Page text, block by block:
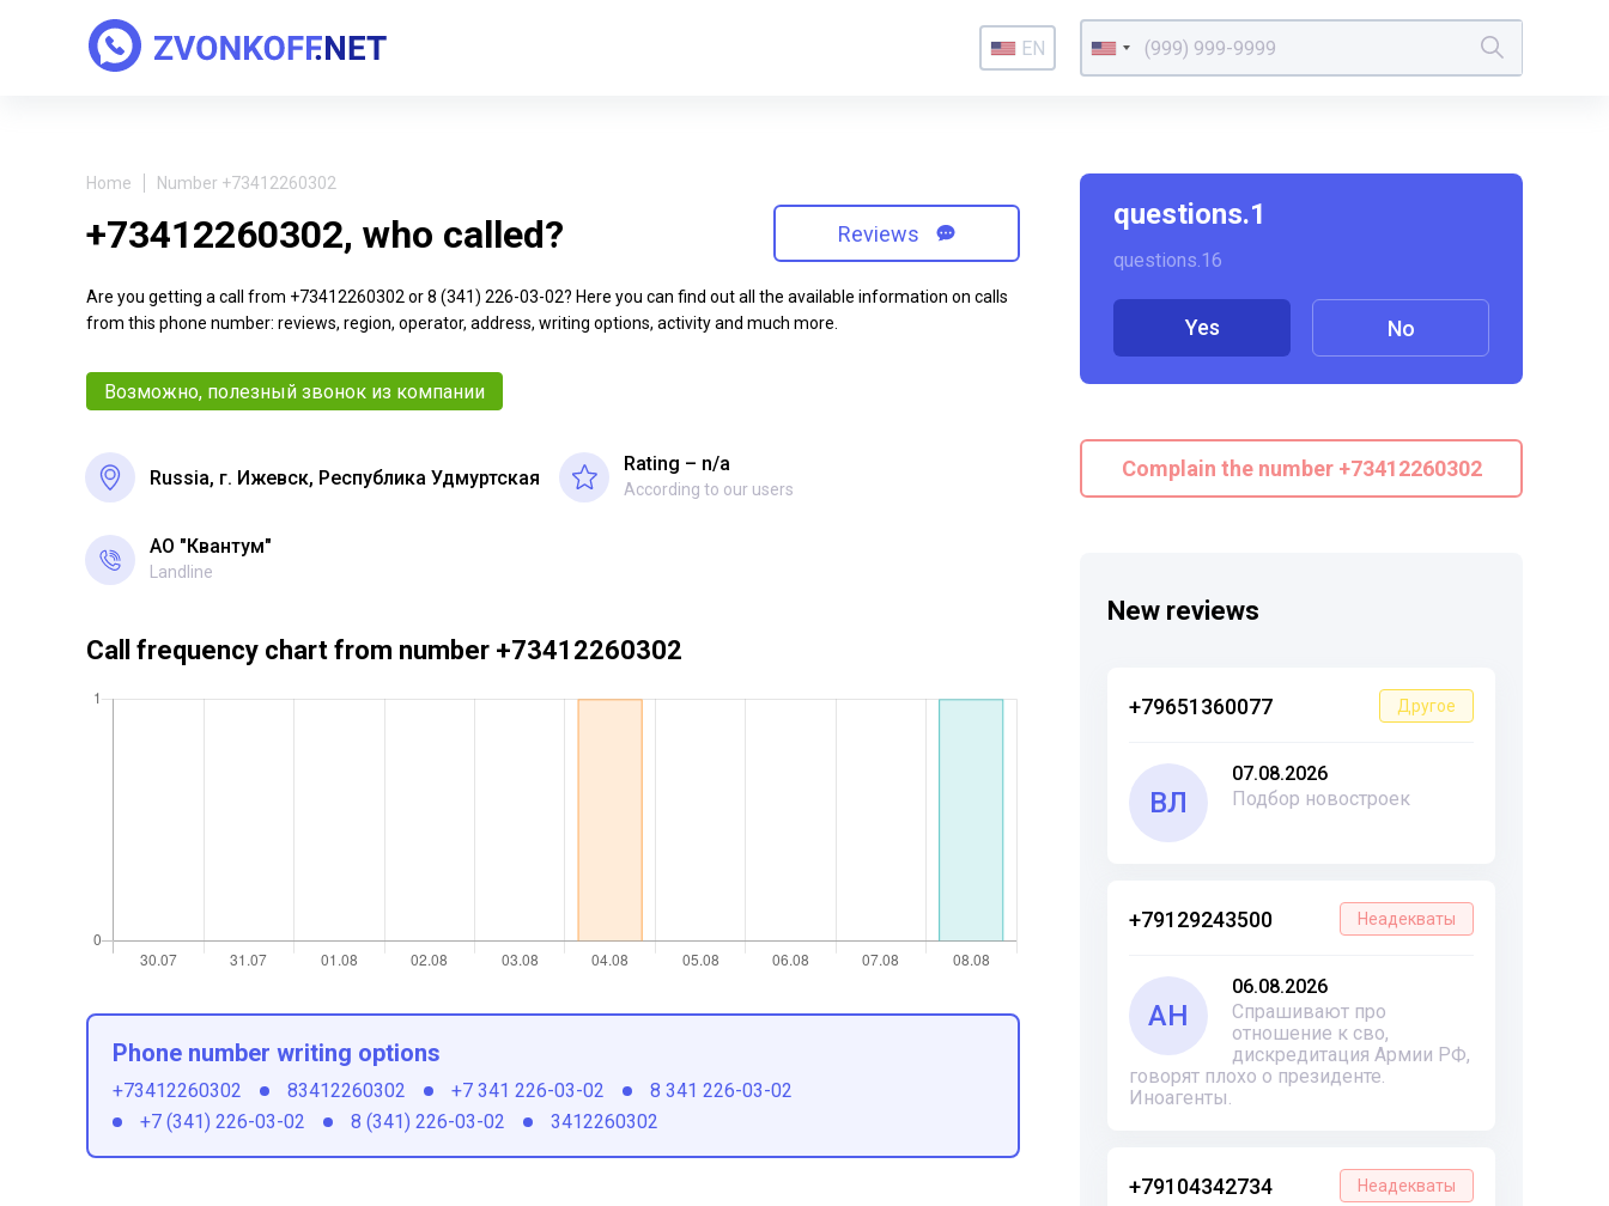
EN
Home Number +73412260302
+73412260302, who called? Reviews
Are you getting a call from +73412260302 or 8 (341) 226-03-02? Here you can find out all the available information on calls
from this phone number: reviews, region, operator, address, writing options, activity and much more.
Возможно, полезный звонок из компании
Russia, г. Ижевск, Республика Удмуртская
Rating – n/a
According to our users
АО "Квантум"
Landline
questions.1
questions.16
Yes No
Complain the number +73412260302
New reviews
+79651360077 Другое
ВЛ
07.08.2026
Подбор новостроек
+79129243500 Неадекваты
АН
06.08.2026
Спрашивают про
отношение к сво,
дискредитация Армии РФ,
говорят плохо о президенте.
Иноагенты.
+79104342734 Неадекваты
Call frequency chart from number +73412260302
Phone number writing options
+73412260302 83412260302 +7 341 226-03-02
8 341 226-03-02
+7 (341) 226-03-02
8 (341) 226-03-02 3412260302